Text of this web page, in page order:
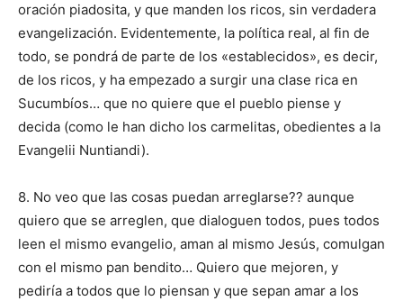
oración piadosita, y que manden los ricos, sin verdadera
evangelización. Evidentemente, la política real, al fin de
todo, se pondrá de parte de los «establecidos», es decir,
de los ricos, y ha empezado a surgir una clase rica en
Sucumbíos… que no quiere que el pueblo piense y
decida (como le han dicho los carmelitas, obedientes a la
Evangelii Nuntiandi).
8. No veo que las cosas puedan arreglarse?? aunque
quiero que se arreglen, que dialoguen todos, pues todos
leen el mismo evangelio, aman al mismo Jesús, comulgan
con el mismo pan bendito… Quiero que mejoren, y
pediría a todos que lo piensan y que sepan amar a los